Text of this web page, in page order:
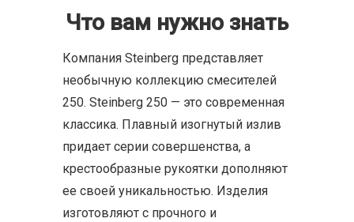
Что вам нужно знать
Компания Steinberg представляет
необычную коллекцию смесителей
250. Steinberg 250 — это современная
классика. Плавный изогнутый излив
придает серии совершенства, а
крестообразные рукоятки дополняют
ее своей уникальностью. Изделия
изготовляют с прочного и